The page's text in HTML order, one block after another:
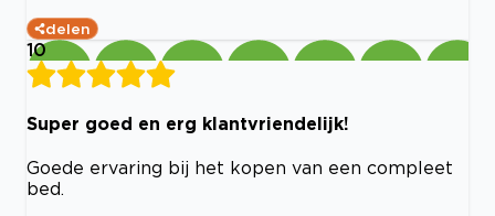
delen
10
Super goed en erg klantvriendelijk!
Goede ervaring bij het kopen van een compleet
bed.